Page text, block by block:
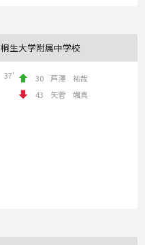
桐生大学附属中学校
37' 30
芦澤 祐哉
43
矢菅 颯真